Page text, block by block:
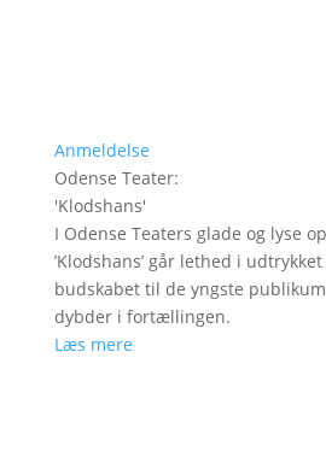
Anmeldelse
Odense Teater:
'Klodshans'
I Odense Teaters glade og lyse
’Klodshans’ går lethed i
budskabet til de yngste
dybder i fortællingen.
Læs mere